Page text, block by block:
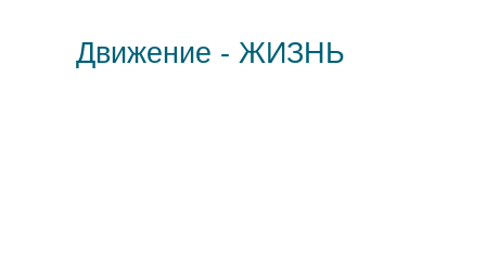
Движение - ЖИЗНЬ